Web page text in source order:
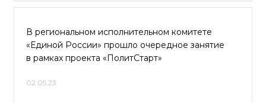
В региональном исполнительном комитете
«Единой России» прошло очередное занятие
в рамках проекта «ПолитСтарт»
02.05.23